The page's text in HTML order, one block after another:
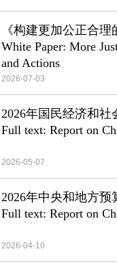
《构建更加公正合
White Paper: More
and Actions
2026-07-03
2026年国民经济和
Full text: Report on
2026-05-07
2026年中央和地方预
Full text: Report on
2026-04-10